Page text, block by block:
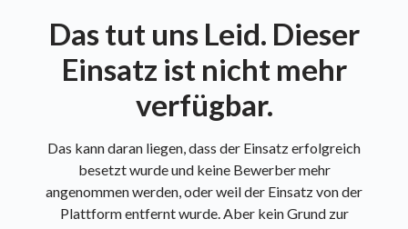
Das tut uns Leid. Dieser
Einsatz ist nicht mehr
verfügbar.
Das kann daran liegen, dass der Einsatz erfolgreich
besetzt wurde und keine Bewerber mehr
angenommen werden, oder weil der Einsatz von der
Plattform entfernt wurde. Aber kein Grund zur